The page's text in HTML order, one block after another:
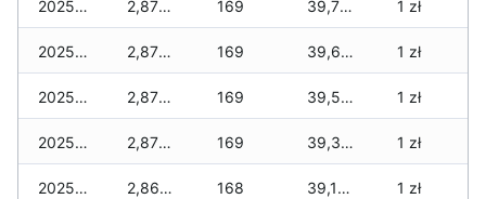
2025-12-18 2,870 zł 169 39,760 zł 1 zł
2025-12-17 2,870 zł 169 39,670 zł 1 zł
2025-12-16 2,870 zł 169 39,530 zł 1 zł
2025-12-15 2,870 zł 169 39,330 zł 1 zł
2025-12-14 2,860 zł 168 39,190 zł 1 zł